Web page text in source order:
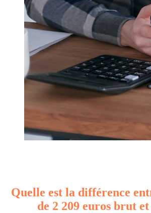
Quelle est la différence
de 2 209 euros brut